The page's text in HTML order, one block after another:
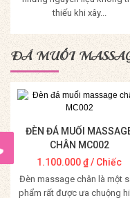
thiếu khi xây...
Mua Hàng
ĐÁ MUỐI
ĐÈN ĐÁ MUỐI
CHÂN MC002
1.100.000₫/ Chiếc
Đèn massage chân là một
phẩm rất được ưa chuộng